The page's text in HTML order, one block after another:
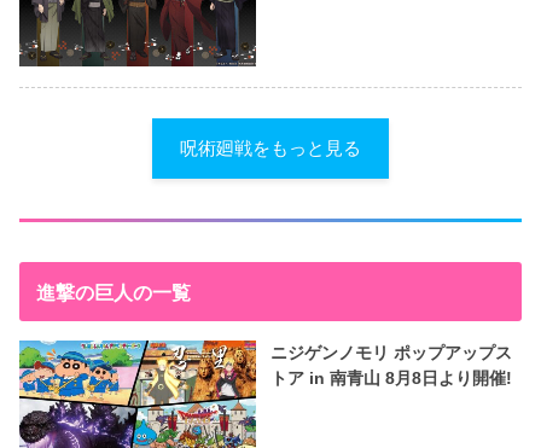
呪術廻戦をもっと見る
進撃の巨人の一覧
ニジゲンノモリ ポップアップス
トア in 南青山 8月8日より開催!